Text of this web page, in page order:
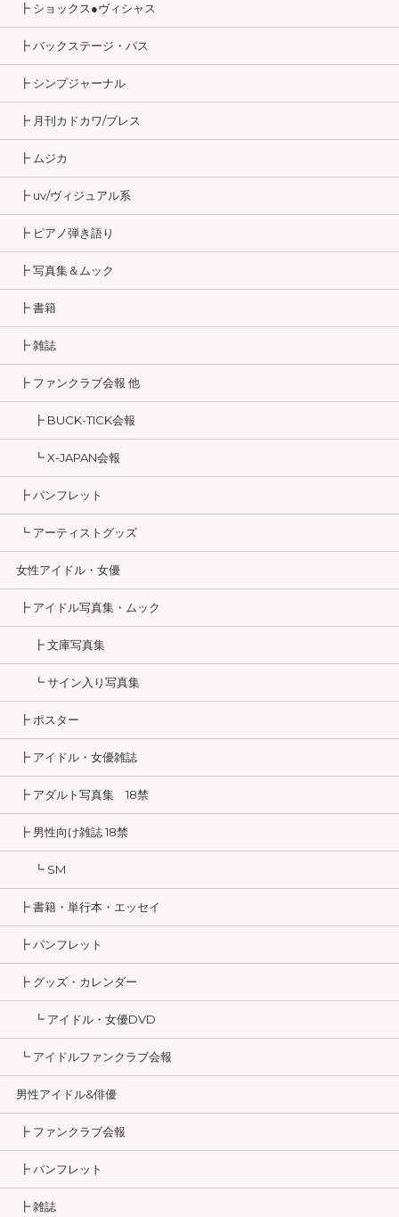
┣ ショックス●ヴィシャス
┣ バックステージ・パス
┣ シンプジャーナル
┣ 月刊カドカワ/ブレス
┣ ムジカ
┣ uv/ヴィジュアル系
┣ ピアノ弾き語り
┣ 写真集＆ムック
┣ 書籍
┣ 雑誌
┣ ファンクラブ会報 他
┣ BUCK-TICK会報
┗ X-JAPAN会報
┣ パンフレット
┗ アーティストグッズ
女性アイドル・女優
┣ アイドル写真集・ムック
┣ 文庫写真集
┗ サイン入り写真集
┣ ポスター
┣ アイドル・女優雑誌
┣ アダルト写真集 18禁
┣ 男性向け雑誌 18禁
┗ SM
┣ 書籍・単行本・エッセイ
┣ パンフレット
┣ グッズ・カレンダー
┗ アイドル・女優DVD
┗ アイドルファンクラブ会報
男性アイドル&俳優
┣ ファンクラブ会報
┣ パンフレット
┣ 雑誌